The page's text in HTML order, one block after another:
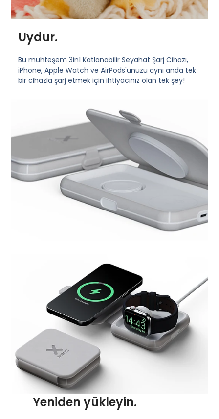
Uydur.
Bu muhteşem 3in1 Katlanabilir Seyahat Şarj Cihazı,
iPhone, Apple Watch ve AirPods'unuzu aynı anda tek
bir cihazla şarj etmek için ihtiyacınız olan tek şey!
Yeniden yükleyin.